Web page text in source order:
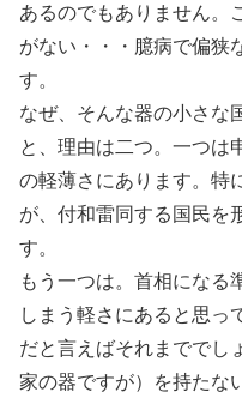
あるのでもありません。
がない・・・臆病で偏狭
す。
なぜ、そんな器の小さな
と、理由は二つ。一つは
の軽薄さにあります。特
が、付和雷同する国民を
す。
もう一つは。首相になる
しまう軽さにあると思っ
だと言えばそれまででし
家の器ですが）を持たな